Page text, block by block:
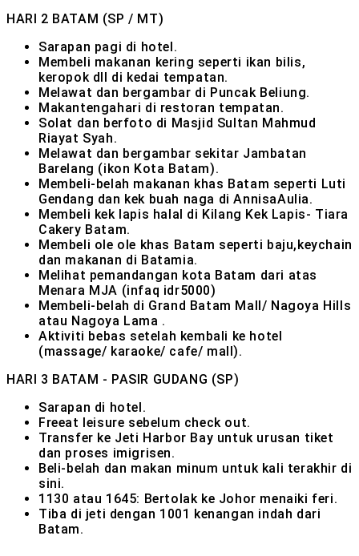
HARI 2 BATAM (SP / MT)
Sarapan pagi di hotel.
Membeli makanan kering seperti ikan bilis,
keropok dll di kedai tempatan.
Melawat dan bergambar di Puncak Beliung.
Makantengahari di restoran tempatan.
Solat dan berfoto di Masjid Sultan Mahmud
Riayat Syah.
Melawat dan bergambar sekitar Jambatan
Barelang (ikon Kota Batam).
Membeli-belah makanan khas Batam seperti Luti
Gendang dan kek buah naga di AnnisaAulia.
Membeli kek lapis halal di Kilang Kek Lapis- Tiara
Cakery Batam.
Membeli ole ole khas Batam seperti baju,keychain
dan makanan di Batamia.
Melihat pemandangan kota Batam dari atas
Menara MJA (infaq idr5000)
Membeli-belah di Grand Batam Mall/ Nagoya Hills
atau Nagoya Lama .
Aktiviti bebas setelah kembali ke hotel
(massage/ karaoke/ cafe/ mall).
HARI 3 BATAM - PASIR GUDANG (SP)
Sarapan di hotel.
Freeat leisure sebelum check out.
Transfer ke Jeti Harbor Bay untuk urusan tiket
dan proses imigrisen.
Beli-belah dan makan minum untuk kali terakhir di
sini.
1130 atau 1645: Bertolak ke Johor menaiki feri.
Tiba di jeti dengan 1001 kenangan indah dari
Batam.